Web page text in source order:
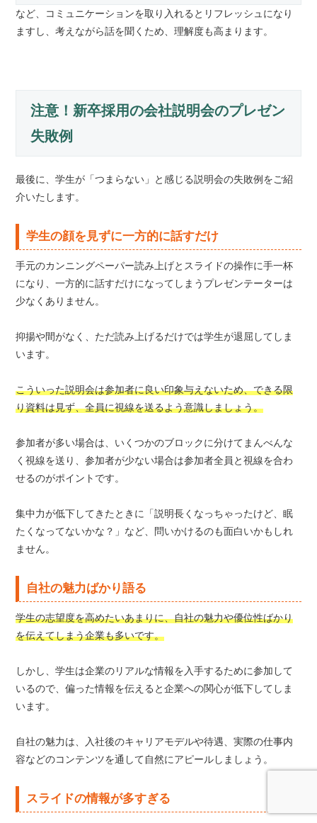
など、コミュニケーションを取り入れるとリフレッシュになり
ますし、考えながら話を聞くため、理解度も高まります。
注意！新卒採用の会社説明会のプレゼン
失敗例
最後に、学生が「つまらない」と感じる説明会の失敗例をご紹
介いたします。
学生の顔を見ずに一方的に話すだけ
手元のカンニングペーパー読み上げとスライドの操作に手一杯
になり、一方的に話すだけになってしまうプレゼンテーターは
少なくありません。
抑揚や間がなく、ただ読み上げるだけでは学生が退屈してしま
います。
こういった説明会は参加者に良い印象与えないため、できる限
り資料は見ず、全員に視線を送るよう意識しましょう。
参加者が多い場合は、いくつかのブロックに分けてまんべんな
く視線を送り、参加者が少ない場合は参加者全員と視線を合わ
せるのがポイントです。
集中力が低下してきたときに「説明長くなっちゃったけど、眠
たくなってないかな？」など、問いかけるのも面白いかもしれ
ません。
自社の魅力ばかり語る
学生の志望度を高めたいあまりに、自社の魅力や優位性ばかり
を伝えてしまう企業も多いです。
しかし、学生は企業のリアルな情報を入手するために参加して
いるので、偏った情報を伝えると企業への関心が低下してしま
います。
自社の魅力は、入社後のキャリアモデルや待遇、実際の仕事内
容などのコンテンツを通して自然にアピールしましょう。
スライドの情報が多すぎる